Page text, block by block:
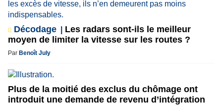
Décodage
Les radars sont-ils le meilleur
moyen de limiter la vitesse sur les routes ?
Par Benoît July
Plus de la moitié des exclus du chômage ont
introduit une demande de revenu d’intégration